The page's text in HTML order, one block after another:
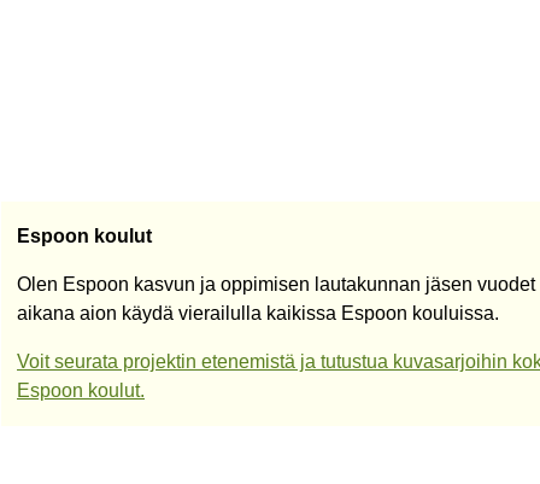
Espoon koulut
Olen Espoon kasvun ja oppimisen lautakunnan jäsen
aikana aion käydä vierailulla kaikissa Espoon kouluissa.
Voit seurata projektin etenemistä ja tutustua kuvasarjoihin
Espoon koulut.